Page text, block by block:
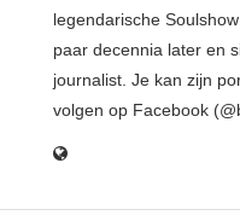
legendarische
paar decennia later en
journalist. Je kan zijn
volgen op Facebook